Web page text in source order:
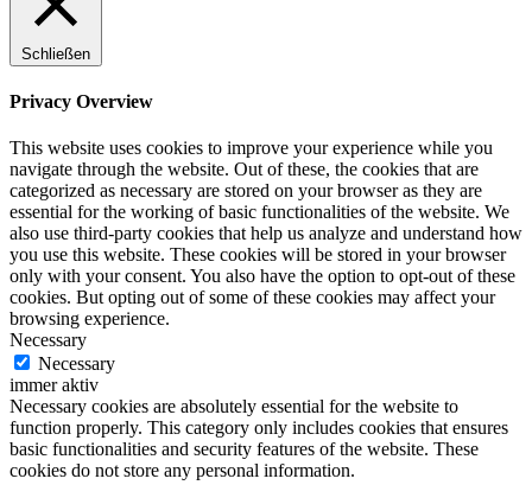
Schließen
Privacy Overview
This website uses cookies to improve your experience while you
navigate through the website. Out of these, the cookies that are
categorized as necessary are stored on your browser as they are
essential for the working of basic functionalities of the website. We
also use third-party cookies that help us analyze and understand how
you use this website. These cookies will be stored in your browser
only with your consent. You also have the option to opt-out of these
cookies. But opting out of some of these cookies may affect your
browsing experience.
Necessary
Necessary
immer aktiv
Necessary cookies are absolutely essential for the website to
function properly. This category only includes cookies that ensures
basic functionalities and security features of the website. These
cookies do not store any personal information.